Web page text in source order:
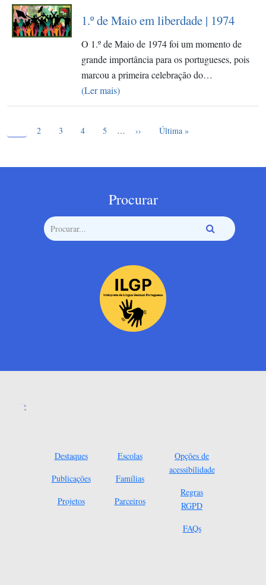
1.º de Maio em liberdade | 1974
O 1.º de Maio de 1974 foi um momento de
grande importância para os portugueses, pois
marcou a primeira celebração do…
(Ler mais)
Page
2 Page
3 Page
4 Page
5 … Próxima página
›› Última página
Última »
Procurar
Destaques
Publicações
Projetos
Escolas
Famílias
Parceiros
Opções de
acessibilidade
Regras
RGPD
FAQs